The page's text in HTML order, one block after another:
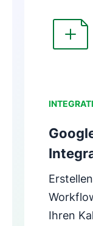
I
Ihren
In